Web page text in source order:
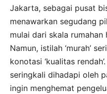
Jakarta, sebagai pusat
menawarkan segudang
mulai dari skala rumahan
Namun, istilah ‘murah’
konotasi ‘kualitas
seringkali dihadapi oleh
ingin menghemat